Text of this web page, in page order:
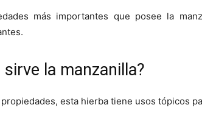
más importantes que posee la
sirve la manzanilla?
propiedades, esta hierba tiene usos tópicos